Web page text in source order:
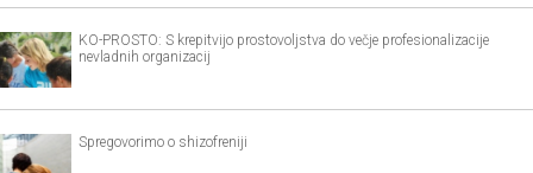
KO-PROSTO: S krepitvijo prostovoljstva do večje profesionalizacije
nevladnih organizacij
Spregovorimo o shizofreniji